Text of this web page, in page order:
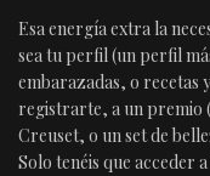
Esa energía extra la
sea tu perfil (un perfil
embarazadas, o recetas
registrarte, a un premio
Creuset, o un set de
Solo tenéis que acceder